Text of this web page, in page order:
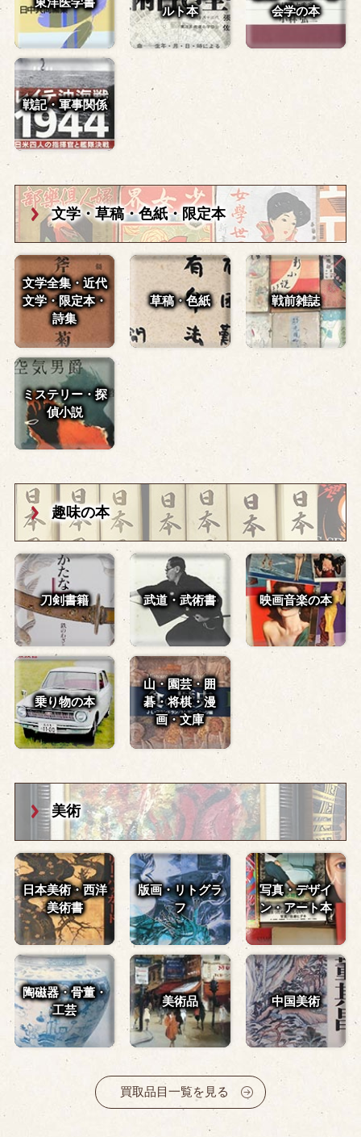
ルト本 会学の本
戦記・軍事関係
文学・草稿・色紙・限定本
文学全集・近代
文学・ 限定本・
詩集
草稿・色紙 戦前雑誌
ミステリー・探
偵小説
趣味の本
刀剣書籍 武道・武術書 映画音楽の本
乗り物の本
山・園芸・囲
碁・将棋・漫
画・文庫
美術
日本美術・西洋
美術書
版画・リトグラ
フ
写真・デザイ
ン・アート本
陶磁器・骨董・
工芸
美術品 中国美術
買取品目一覧を見る